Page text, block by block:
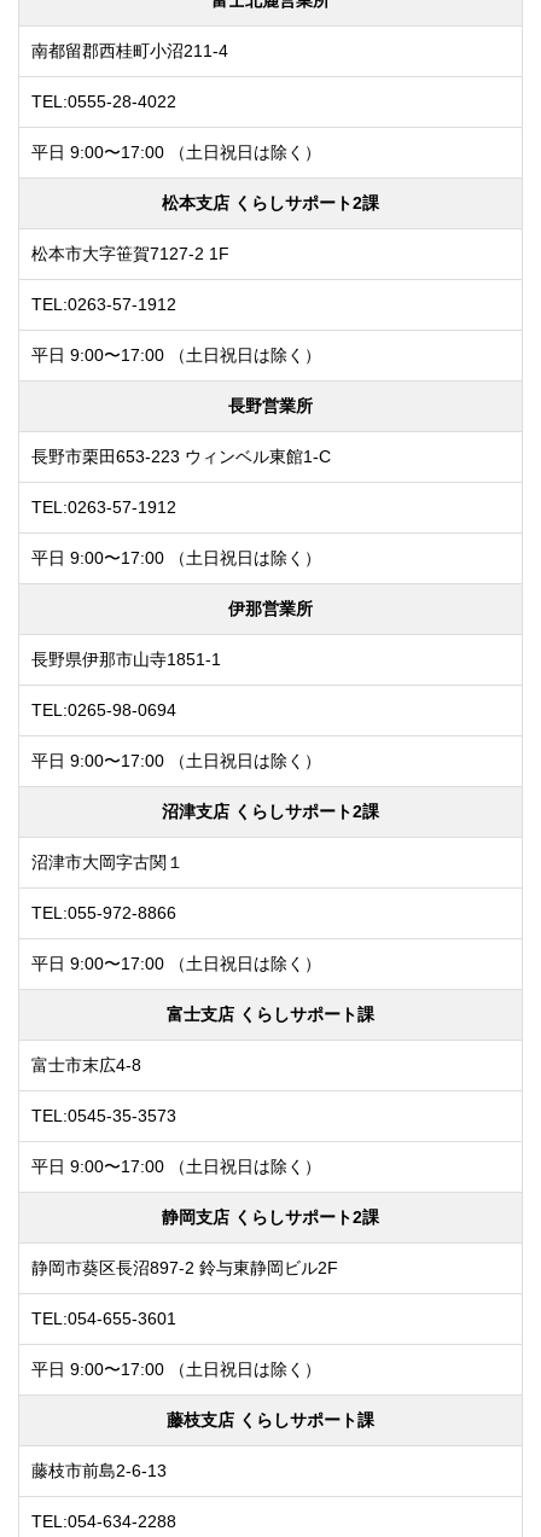
南都留郡西桂町小沼211-4
TEL:0555-28-4022
平日 9:00〜17:00 （土日祝日は除く）
松本支店 くらしサポート2課
松本市大字笹賀7127-2 1F
TEL:0263-57-1912
平日 9:00〜17:00 （土日祝日は除く）
長野営業所
長野市栗田653-223 ウィンベル東館1-C
TEL:0263-57-1912
平日 9:00〜17:00 （土日祝日は除く）
伊那営業所
長野県伊那市山寺1851-1
TEL:0265-98-0694
平日 9:00〜17:00 （土日祝日は除く）
沼津支店 くらしサポート2課
沼津市大岡字古関１
TEL:055-972-8866
平日 9:00〜17:00 （土日祝日は除く）
富士支店 くらしサポート課
富士市末広4-8
TEL:0545-35-3573
平日 9:00〜17:00 （土日祝日は除く）
静岡支店 くらしサポート2課
静岡市葵区長沼897-2 鈴与東静岡ビル2F
TEL:054-655-3601
平日 9:00〜17:00 （土日祝日は除く）
藤枝支店 くらしサポート課
藤枝市前島2-6-13
TEL:054-634-2288